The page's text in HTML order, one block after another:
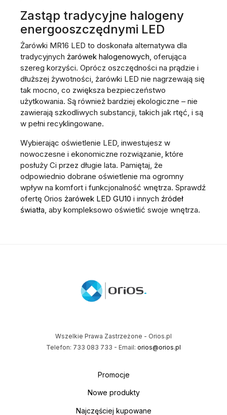
Zastąp tradycyjne halogeny
energooszczędnymi LED
Żarówki MR16 LED to doskonała alternatywa dla
tradycyjnych żarówek halogenowych, oferująca
szereg korzyści. Oprócz oszczędności na prądzie i
dłuższej żywotności, żarówki LED nie nagrzewają się
tak mocno, co zwiększa bezpieczeństwo
użytkowania. Są również bardziej ekologiczne – nie
zawierają szkodliwych substancji, takich jak rtęć, i są
w pełni recyklingowane.
Wybierając oświetlenie LED, inwestujesz w
nowoczesne i ekonomiczne rozwiązanie, które
posłuży Ci przez długie lata. Pamiętaj, że
odpowiednio dobrane oświetlenie ma ogromny
wpływ na komfort i funkcjonalność wnętrza. Sprawdź
ofertę Orios żarówek LED GU10 i innych źródeł
światła, aby kompleksowo oświetlić swoje wnętrza.
Wszelkie Prawa Zastrzeżone - Orios.pl
Telefon: 733 083 733 - Email: orios@orios.pl
Promocje
Nowe produkty
Najczęściej kupowane